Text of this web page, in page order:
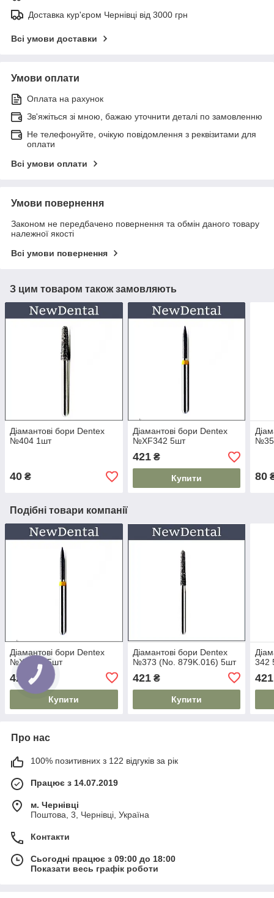
Доставка кур'єром Чернівці від 3000 грн
Всі умови доставки
Умови оплати
Оплата на рахунок
Зв'яжіться зі мною, бажаю уточнити деталі по замовленню
Не телефонуйте, очікую повідомлення з реквізитами для
оплати
Всі умови оплати
Умови повернення
Законом не передбачено повернення та обмін даного товару
належної якості
Всі умови повернення
З цим товаром також замовляють
Діамантові бори Dentex
№404 1шт
40 ₴
Діамантові бори Dentex
№XF342 5шт
421₴
Купити 80
Подібні товари компанії
Діамантові бори Dentex
№XF342 5шт
421 ₴
Купити
Діамантові бори Dentex
№373 (No. 879K.016) 5шт
421₴
Купити
342
421
Про нас
100% позитивних з 122 відгуків за рік
Працює з 14.07.2019
м. Чернівці
Поштова, 3, Чернівці, Україна
Контакти
Сьогодні працює з 09:00 до 18:00
Показати весь графік роботи